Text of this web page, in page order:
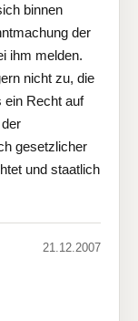
binnen
der
ihm melden.
nicht zu, die
ein Recht auf
gesetzlicher
und staatlich
21.12.2007